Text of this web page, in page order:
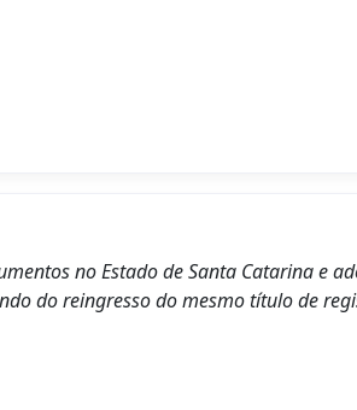
no Estado de Santa Catarina e
do reingresso do mesmo título de